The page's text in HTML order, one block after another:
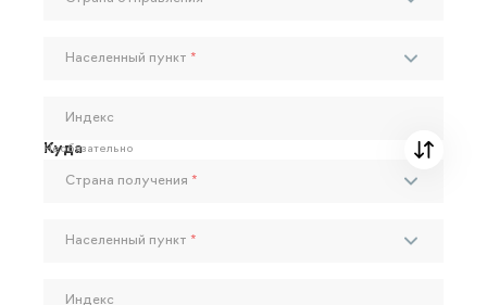
Населенный пункт *
Индекс
Необязательно
Куда
Страна получения *
Населенный пункт *
Индекс